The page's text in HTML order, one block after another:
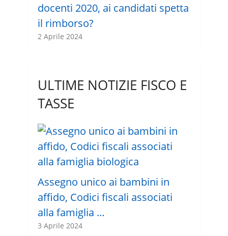
docenti 2020, ai candidati spetta
il rimborso?
2 Aprile 2024
ULTIME NOTIZIE FISCO E
TASSE
Assegno unico ai bambini in
affido, Codici fiscali associati
alla famiglia …
3 Aprile 2024